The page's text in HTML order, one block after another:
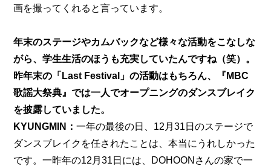
画を撮ってくれると言っています。
年末のステージやカムバックなど様々な活動をこなしな
がら、学生生活のほうも充実していたんですね（笑）。
昨年末の「Last Festival」の活動はもちろん、『MBC
歌謡大祭典』では一人でオープニングのダンスブレイク
を披露していました。
KYUNGMIN：一年の最後の日、12月31日のステージで
ダンスブレイクを任されたことは、本当にうれしかった
です。一昨年の12月31日には、DOHOONさんの家で一